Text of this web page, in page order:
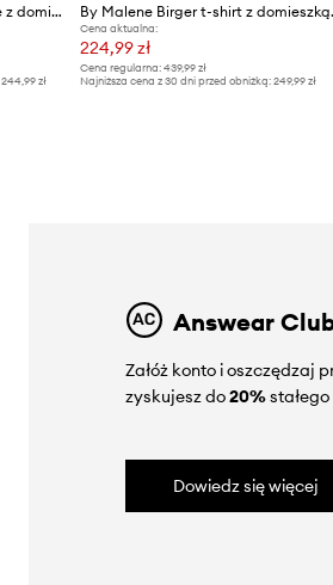
By Malene Birger longsleeve z domieszką lnu AMALOU
244,99 zł
By
Cena aktualna:
224,99 zł
Cena regularna: 439,99 zł
Najniższa cena z 30 dni przed obniżką: 249,99 zł
Answear
Załóż konto i oszczędzaj
zyskujesz do20%
Dowiedz się więcej